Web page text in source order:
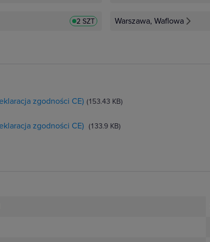
2 SZT Warszawa, Waflowa
zgodności CE) (153.43 KB)
zgodności CE) (133.9 KB)